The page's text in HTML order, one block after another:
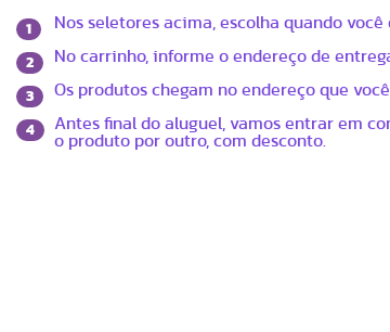
1 Nos seletores acima, escolha quando
2 No carrinho, informe o endereço de
3 Os produtos chegam no endereço que
4
Antes final do aluguel, vamos entrar em
o produto por outro, com desconto.